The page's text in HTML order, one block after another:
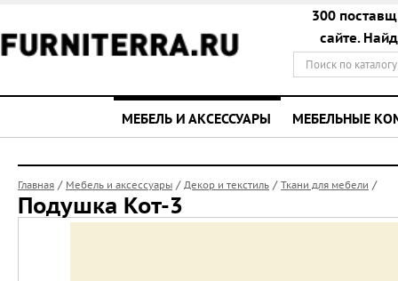
300
сайте.
МЕБЕЛЬ И АКСЕССУАРЫ МЕБЕЛЬНЫЕ
Главная / Мебель и аксессуары / Декор и текстиль / Ткани для мебели /
Подушка Кот-3